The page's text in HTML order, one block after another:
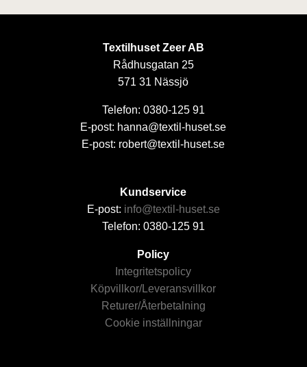
Textilhuset Zeer AB
Rådhusgatan 25
571 31 Nässjö
Telefon: 0380-125 91
E-post: hanna@textil-huset.se
E-post: robert@textil-huset.se
Kundservice
E-post: info@textil-huset.se
Telefon: 0380-125 91
Policy
Integritetspolicy
Köpvillkor/Leveransvillkor
Returer/Återbetalning
Cookie inställningar